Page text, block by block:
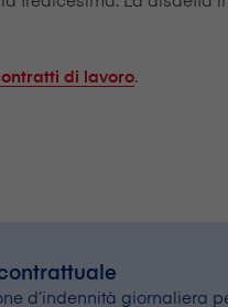
di lavoro.
d’indennità giornaliera